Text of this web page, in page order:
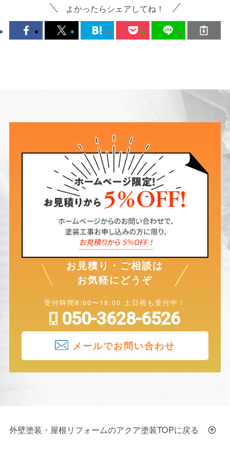
よかったらシェアしてね！
お見積り・ご相談は
お気軽にどうぞ
受付時間8:00〜18:00 土日祝も受付中！
050-3628-6526
メールでお問い合わせ
外壁塗装・屋根リフォームのアクア塗装TOPに戻る